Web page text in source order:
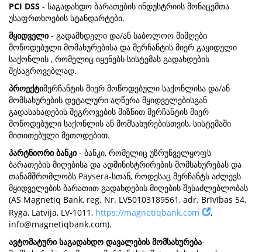
PCI DSS - საგადახდო ბარათების ინდუსტრიის მონაცემთა
უსაფრთხოების სტანდარტები.
მყიდველი - გადამხდელი და/ან საბოლოო მიმღები
მოწოდებული მომახურებისა და მერჩანტის მიერ გაყიდული
საქონლის , რომელიც იყენებს სისტემას გადახდების
შესაგროვებლად.
პროექტიმერჩანტის მიერ მოწოდებული საქონლისა და/ან
მომსახურების დეტალური აღწერა მყიდველებისგან
გადასახადების შეგროვების მიზნით მერჩანტის მიერ
მოწოდებული საქონლის ან მომსახურებისთვის, სისტემაში
მითითებული მეთოდებით.
პარტნიორი ბანკი - ბანკი, რომელიც უზრუნველყოფს
ბარათების მიღებისა და ადმინისტრირების მომსახურებას და
თანამშრომლობს Paysera-სთან, როდესაც მერჩანტს აძლევს
მყიდველების ბარათით გადახდების მიღების შესაძლებლობას
(AS Magnetiq Bank, reg. Nr. LV50103189561, adr. Brīvības 54,
Ryga, Latvija, LV-1011, https://magnetiqbank.com
,
info@magnetiqbank.com).
ავტომატური საგადახდო დავალების მომსახურება-